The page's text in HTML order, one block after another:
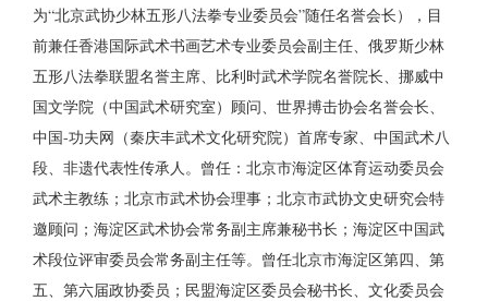
为“北京武协少林五形八法拳专业委员会”随任名誉会长），目
前兼任香港国际武术书画艺术专业委员会副主任、俄罗斯少林
五形八法拳联盟名誉主席、比利时武术学院名誉院长、挪威中
国文学院（中国武术研究室）顾问、世界搏击协会名誉会长、
中国-功夫网（秦庆丰武术文化研究院）首席专家、中国武术八
段、非遗代表性传承人。曾任：北京市海淀区体育运动委员会
武术主教练；北京市武术协会理事；北京市武协文史研究会特
邀顾问；海淀区武术协会常务副主席兼秘书长；海淀区中国武
术段位评审委员会常务副主任等。曾任北京市海淀区第四、第
五、第六届政协委员；民盟海淀区委员会秘书长、文化委员会